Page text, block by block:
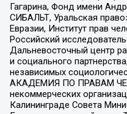
Гагарина, Фонд имени
СИБАЛЬТ, Уральская
Евразии, Институт прав
Российский
Дальневосточный центр
и социального
независимых
АКАДЕМИЯ ПО ПРАВАМ
некоммерческих
Калининграде Совета